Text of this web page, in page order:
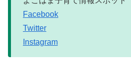
Facebook
Twitter
Instagram